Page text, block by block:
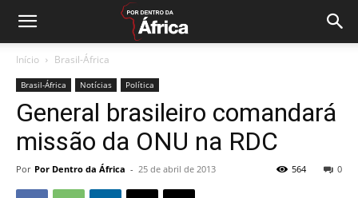
Início Brasil-África
Brasil-África Notícias Política
General brasileiro comandará
missão da ONU na RDC
Por Por Dentro da África - 25 de abril de 2013 0
564